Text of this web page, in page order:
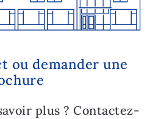
ou demander une
plus ? Contactez-